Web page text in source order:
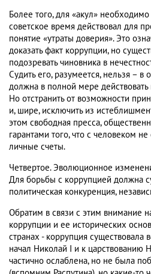
Более того, для «акул»
советское время действовал для
понятие «утраты доверия». Это
доказать факт коррупции, но
подозревать чиновника в
Судить его, разумеется, нельзя –
должна в полной мере
Но отстранить от возможности
и, шире, исключить из
этом свободная пресса,
гарантами того, что с человеком
личные счеты.
Четвертое. Эволюционное
Для борьбы с коррупцией должна
политическая конкуренция,
Обратим в связи с этим внимание
коррупции и ее исторических
странах - коррупция существовала
начал Николай I и к царствованию
частично ослаблена, но не была